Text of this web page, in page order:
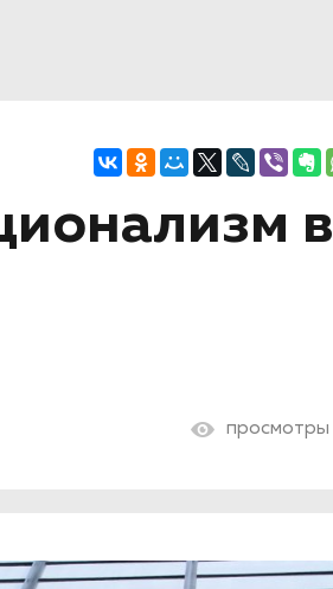
в
просмотры